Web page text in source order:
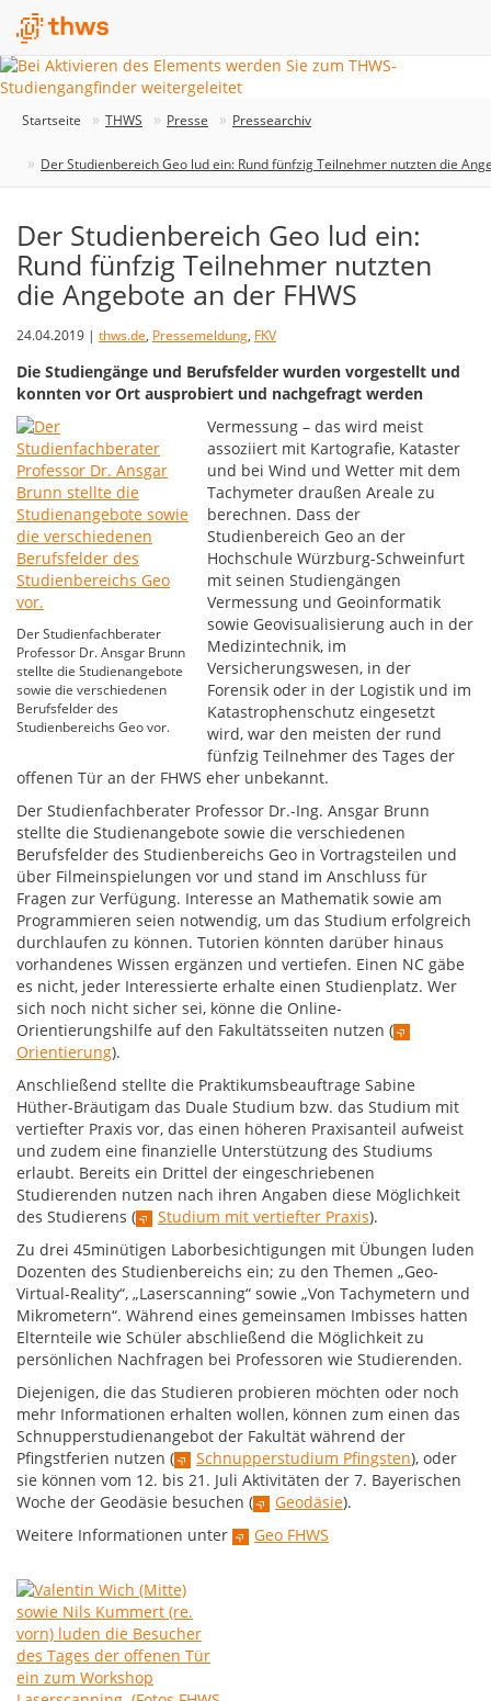
Startseite THWS Presse Pressearchiv
Der Studienbereich Geo lud ein: Rund fünfzig Teilnehmer nutzten die
Der Studienbereich Geo lud ein:
Rund fünfzig Teilnehmer nutzten
die Angebote an der FHWS
24.04.2019 | thws.de, Pressemeldung, FKV
Die Studiengänge und Berufsfelder wurden vorgestellt und
konnten vor Ort ausprobiert und nachgefragt werden
Der Studienfachberater
Professor Dr. Ansgar Brunn
stellte die Studienangebote
sowie die verschiedenen
Berufsfelder des
Studienbereichs Geo vor.
Vermessung – das wird meist
assoziiert mit Kartografie, Kataster
und bei Wind und Wetter mit dem
Tachymeter draußen Areale zu
berechnen. Dass der
Studienbereich Geo an der
Hochschule Würzburg-Schweinfurt
mit seinen Studiengängen
Vermessung und Geoinformatik
sowie Geovisualisierung auch in der
Medizintechnik, im
Versicherungswesen, in der
Forensik oder in der Logistik und im
Katastrophenschutz eingesetzt
wird, war den meisten der rund
fünfzig Teilnehmer des Tages der
offenen Tür an der FHWS eher unbekannt.
Der Studienfachberater Professor Dr.-Ing. Ansgar Brunn
stellte die Studienangebote sowie die verschiedenen
Berufsfelder des Studienbereichs Geo in Vortragsteilen und
über Filmeinspielungen vor und stand im Anschluss für
Fragen zur Verfügung. Interesse an Mathematik sowie am
Programmieren seien notwendig, um das Studium erfolgreich
durchlaufen zu können. Tutorien könnten darüber hinaus
vorhandenes Wissen ergänzen und vertiefen. Einen NC gäbe
es nicht, jeder Interessierte erhalte einen Studienplatz. Wer
sich noch nicht sicher sei, könne die Online-
Orientierungshilfe auf den Fakultätsseiten nutzen (
Orientierung).
Anschließend stellte die Praktikumsbeauftrage Sabine
Hüther-Bräutigam das Duale Studium bzw. das Studium mit
vertiefter Praxis vor, das einen höheren Praxisanteil aufweist
und zudem eine finanzielle Unterstützung des Studiums
erlaubt. Bereits ein Drittel der eingeschriebenen
Studierenden nutzen nach ihren Angaben diese Möglichkeit
des Studierens (
Studium mit vertiefter Praxis).
Zu drei 45minütigen Laborbesichtigungen mit Übungen luden
Dozenten des Studienbereichs ein; zu den Themen „Geo-
Virtual-Reality“, „Laserscanning“ sowie „Von Tachymetern und
Mikrometern“. Während eines gemeinsamen Imbisses hatten
Elternteile wie Schüler abschließend die Möglichkeit zu
persönlichen Nachfragen bei Professoren wie Studierenden.
Diejenigen, die das Studieren probieren möchten oder noch
mehr Informationen erhalten wollen, können zum einen das
Schnupperstudienangebot der Fakultät während der
Pfingstferien nutzen (
Schnupperstudium Pfingsten), oder
sie können vom 12. bis 21. Juli Aktivitäten der 7. Bayerischen
Woche der Geodäsie besuchen (
Geodäsie).
Weitere Informationen unter
Geo FHWS